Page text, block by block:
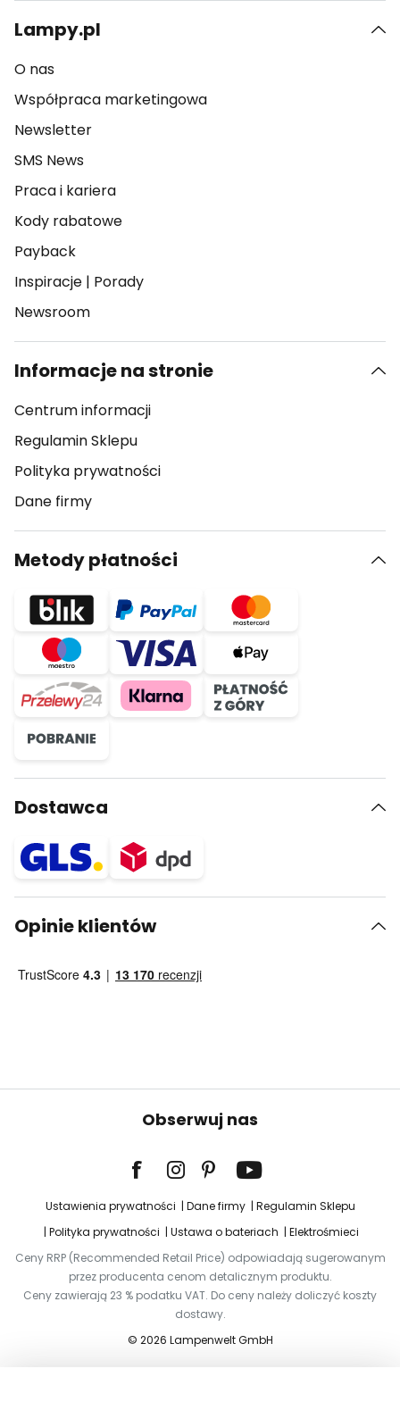
Lampy.pl
O nas
Współpraca marketingowa
Newsletter
SMS News
Praca i kariera
Kody rabatowe
Payback
Inspiracje | Porady
Newsroom
Informacje na stronie
Centrum informacji
Regulamin Sklepu
Polityka prywatności
Dane firmy
Metody płatności
Dostawca
Opinie klientów
Obserwuj nas
Ustawienia prywatności Dane firmy
Regulamin Sklepu
Polityka prywatności
Ustawa o bateriach
Elektrośmieci
Ceny RRP (Recommended Retail Price) odpowiadają sugerowanym
przez producenta cenom detalicznym produktu.
Ceny zawierają 23 % podatku VAT. Do ceny należy doliczyć koszty
dostawy.
© 2026 Lampenwelt GmbH